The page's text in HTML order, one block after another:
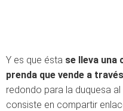
Y es que ésta se lleva una
prenda que vende a
redondo para la duquesa
consiste en compartir